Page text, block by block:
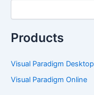
Products
Visual Paradigm Desktop
Visual Paradigm Online